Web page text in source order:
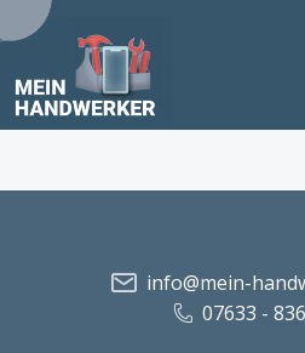
info@mein-
07633 -